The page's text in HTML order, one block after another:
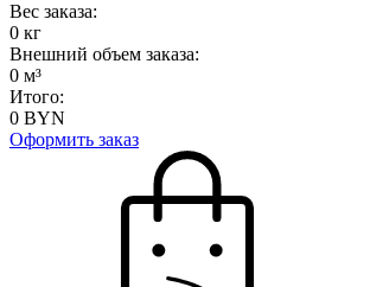
Вес заказа:
0 кг
Внешний объем заказа:
0 м³
Итого:
0 BYN
Оформить заказ